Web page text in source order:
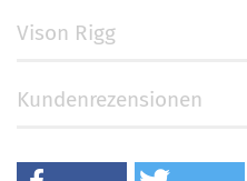
Vison Rigg
Kundenrezensionen